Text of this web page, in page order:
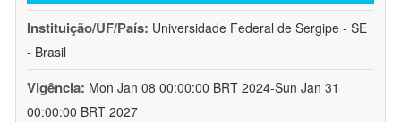
Instituição/UF/País: Universidade Federal de Sergipe - SE
- Brasil
Vigência: Mon Jan 08 00:00:00 BRT 2024-Sun Jan 31
00:00:00 BRT 2027